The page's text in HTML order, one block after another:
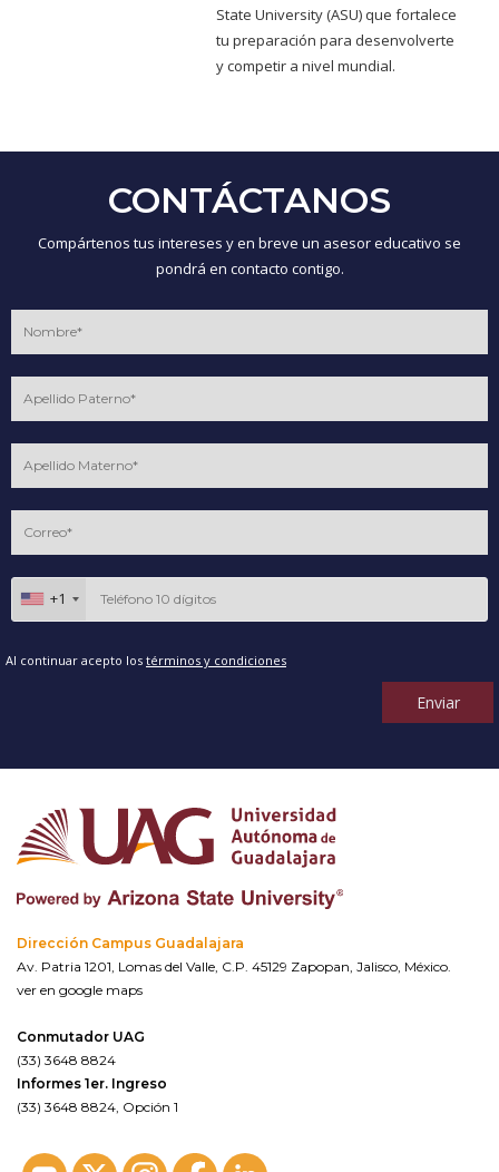
State University (ASU) que fortalece
tu preparación para desenvolverte
y competir a nivel mundial.
CONTÁCTANOS
Compártenos tus intereses y en breve un asesor educativo se
pondrá en contacto contigo.
+1
Al continuar acepto los términos y condiciones
Enviar
Dirección Campus Guadalajara
Av. Patria 1201, Lomas del Valle, C.P. 45129 Zapopan, Jalisco, México.
ver en google maps
Conmutador UAG
(33) 3648 8824
Informes 1er. Ingreso
(33) 3648 8824, Opción 1